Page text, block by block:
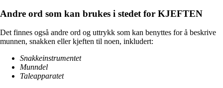
Andre ord som kan brukes i stedet for KJEFTEN
Det finnes også andre ord og uttrykk som kan benyttes for å beskrive
munnen, snakken eller kjeften til noen, inkludert:
Snakkeinstrumentet
Munndel
Taleapparatet